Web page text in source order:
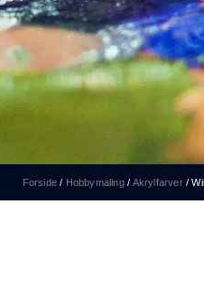
Forside / Hobbymaling/ Akrylfarver/